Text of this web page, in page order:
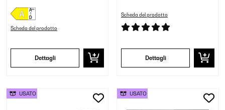
Scheda del prodotto
Dettagli
Scheda del prodotto
Dettagli
USATO USATO